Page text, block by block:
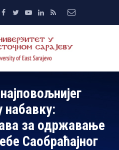
набавку:
за одржавање
Саобраћајног